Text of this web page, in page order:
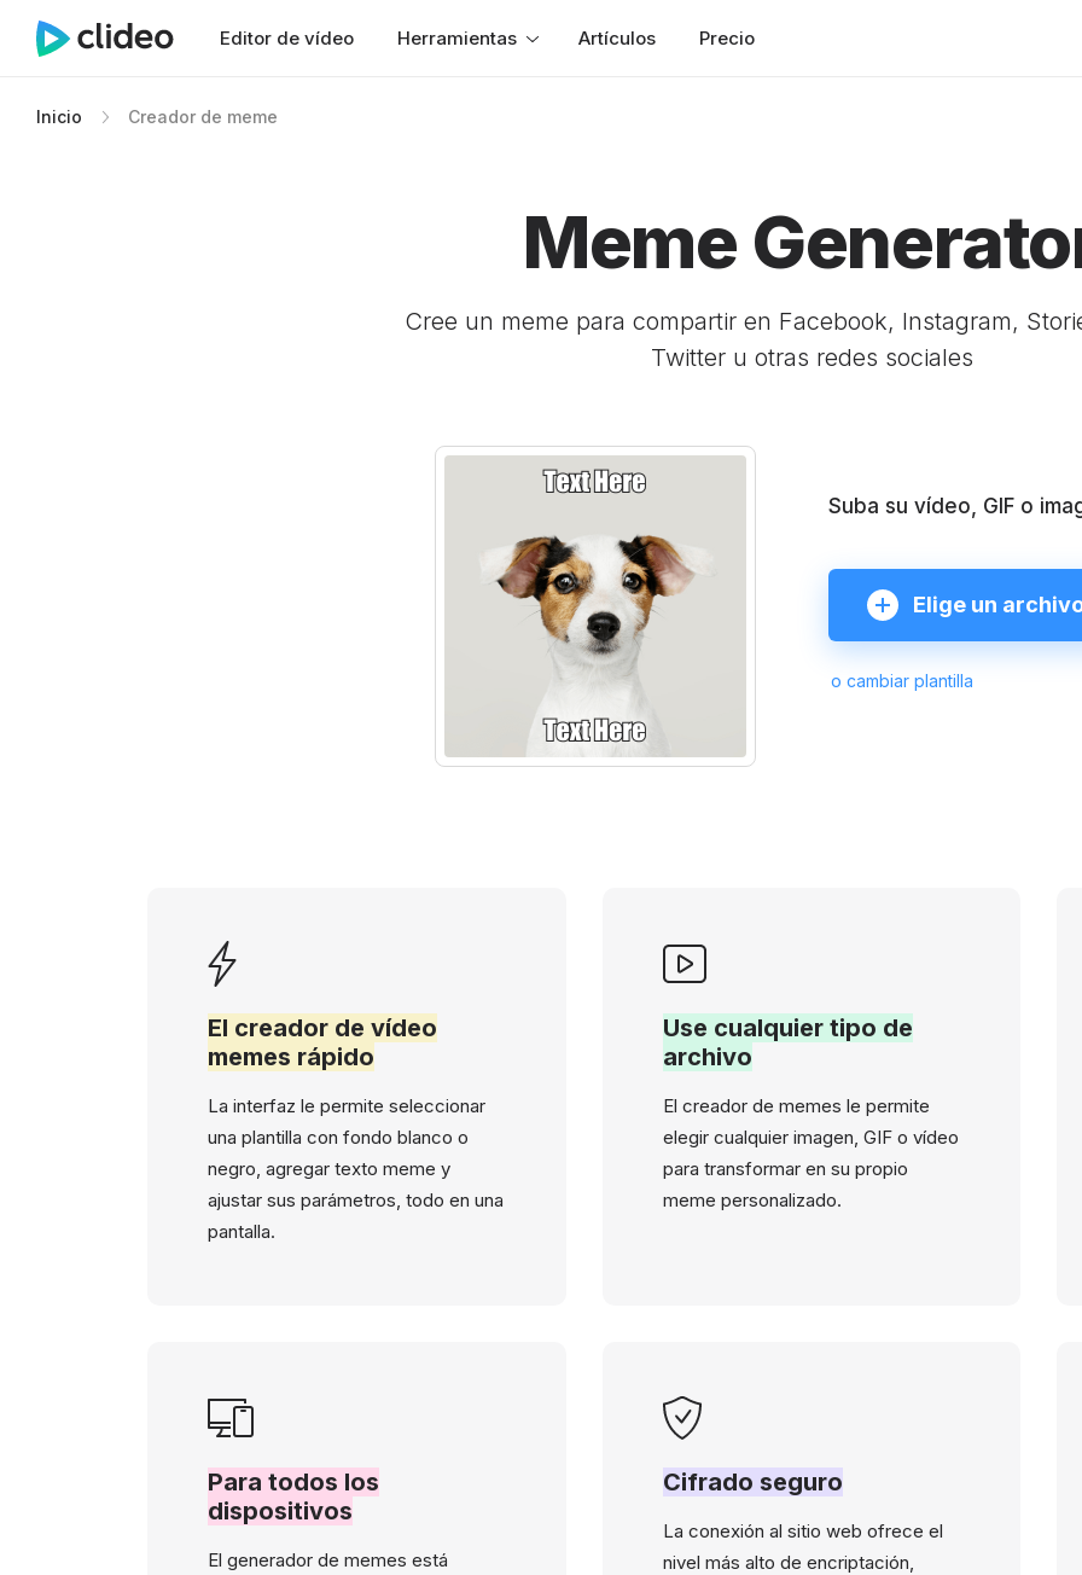
Editor de vídeo Herramientas Artículos Precio
Inicio Creador de meme
Meme
Cree un meme para compartir en Facebook, Instagram,
Twitter u otras redes sociales
Suba su vídeo, GIF o
Elige un
o cambiar plantilla
El creador de vídeo
memes rápido
La interfaz le permite seleccionar
una plantilla con fondo blanco o
negro, agregar texto meme y
ajustar sus parámetros, todo en una
pantalla.
Use cualquier tipo de
archivo
El creador de memes le permite
elegir cualquier imagen, GIF o vídeo
para transformar en su propio
meme personalizado.
Para todos los
dispositivos
El generador de memes está
Cifrado seguro
La conexión al sitio web ofrece el
nivel más alto de encriptación,